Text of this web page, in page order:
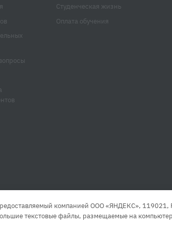
Студенческая жизнь
Оплата обучения
компанией ООО «ЯНДЕКС», 119021,
текстовые файлы, размещаемые на